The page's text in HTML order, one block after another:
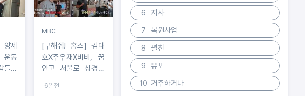
운동
들이
MBC
[구해줘! 홈즈] 김대
호X주우재X비비, 꿈
안고 서울로 상경한
보금자리 공개!
6일전
6
지사
7
복원사업
8
펼친
9
유포
10 거주하거나